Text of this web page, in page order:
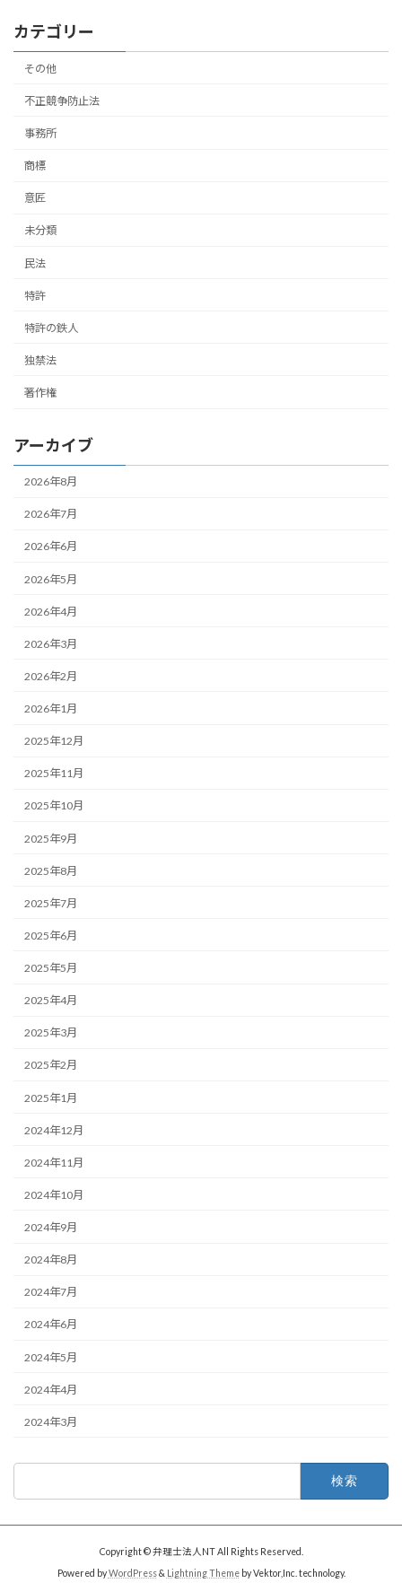
カテゴリー
その他
不正競争防止法
事務所
商標
意匠
未分類
民法
特許
特許の鉄人
独禁法
著作権
アーカイブ
2026年8月
2026年7月
2026年6月
2026年5月
2026年4月
2026年3月
2026年2月
2026年1月
2025年12月
2025年11月
2025年10月
2025年9月
2025年8月
2025年7月
2025年6月
2025年5月
2025年4月
2025年3月
2025年2月
2025年1月
2024年12月
2024年11月
2024年10月
2024年9月
2024年8月
2024年7月
2024年6月
2024年5月
2024年4月
2024年3月
Copyright © 弁理士法人NT All Rights Reserved.
Powered byWordPress& Lightning Themeby Vektor,Inc. technology.